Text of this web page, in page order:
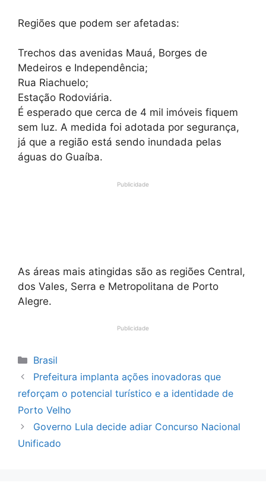
Regiões que podem ser afetadas:
Trechos das avenidas Mauá, Borges de
Medeiros e Independência;
Rua Riachuelo;
Estação Rodoviária.
É esperado que cerca de 4 mil imóveis fiquem
sem luz. A medida foi adotada por segurança,
já que a região está sendo inundada pelas
águas do Guaíba.
Publicidade
As áreas mais atingidas são as regiões Central,
dos Vales, Serra e Metropolitana de Porto
Alegre.
Publicidade
Categorias
Brasil
Prefeitura implanta ações inovadoras que
reforçam o potencial turístico e a identidade de
Porto Velho
Governo Lula decide adiar Concurso Nacional
Unificado